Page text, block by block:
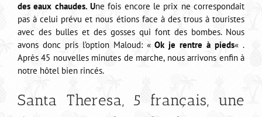
des eaux chaudes. Une fois encore le prix ne correspondait
pas à celui prévu et nous étions face à des trous à touristes
avec des bulles et des gosses qui font des bombes. Nous
avons donc pris l’option Maloud: «Ok je rentre à pieds« .
Après 45 nouvelles minutes de marche, nous arrivons enfin à
notre hôtel bien rincés.
Santa Theresa, 5 français, une